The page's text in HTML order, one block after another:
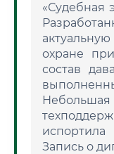
«Судебная
охране
состав
Запись о